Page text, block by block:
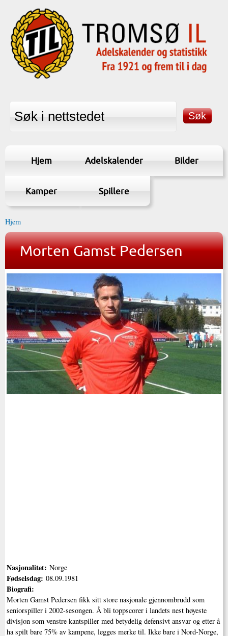
Hjem Adelskalender Bilder
Kamper Spillere
Hjem
Morten Gamst Pedersen
Nasjonalitet: Norge
Fødselsdag: 08.09.1981
Biografi:
Morten Gamst Pedersen fikk sitt store nasjonale gjennombrudd som
seniorspiller i 2002-sesongen. Å bli toppscorer i landets nest høyeste
divisjon som venstre kantspiller med betydelig defensivt ansvar og etter å
ha spilt bare 75% av kampene, legges merke til. Ikke bare i Nord-Norge,